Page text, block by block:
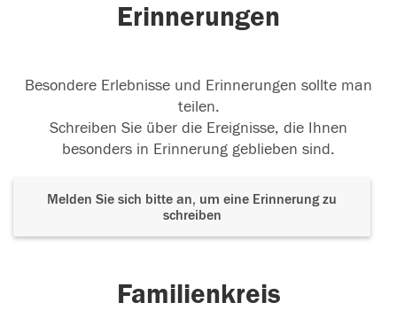
Erinnerungen
Besondere Erlebnisse und Erinnerungen sollte man
teilen.
Schreiben Sie über die Ereignisse, die Ihnen
besonders in Erinnerung geblieben sind.
Melden Sie sich bitte an, um eine Erinnerung zu
schreiben
Familienkreis